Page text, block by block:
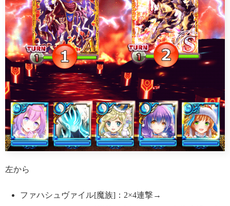
左から
ファハシュヴァイル[魔族]：2×4連撃→